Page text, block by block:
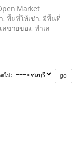
Market
, พื้นที่ให้เช่า, มีพื้นที่
ลขายของ, ทำเล
ดไป: